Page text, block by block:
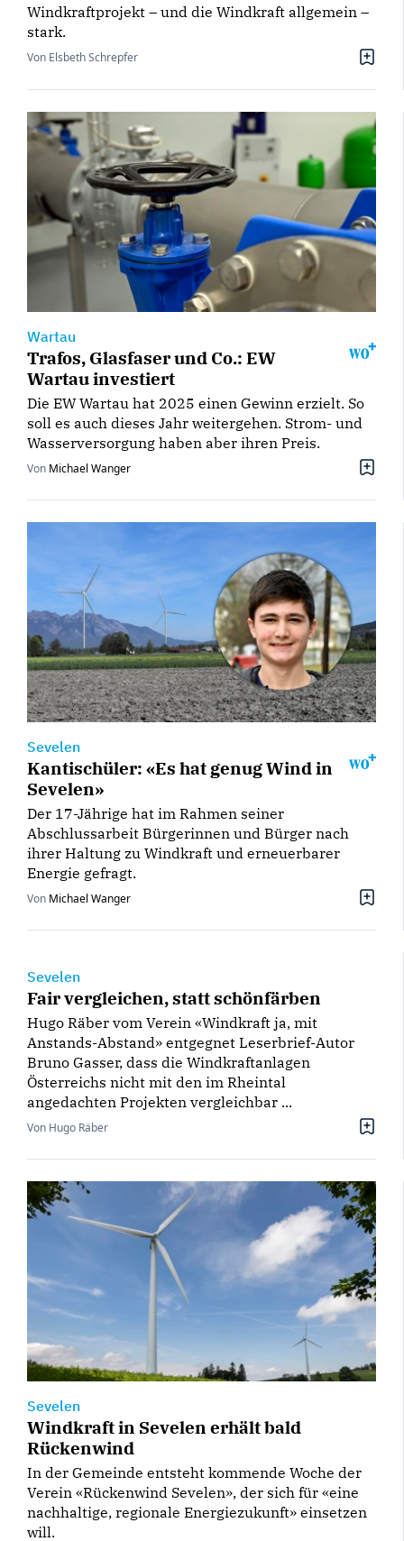
Windkraftprojekt – und die Windkraft allgemein –
stark.
Von Elsbeth Schrepfer
Wartau
Trafos, Glasfaser und Co.: EW
Wartau investiert
Die EW Wartau hat 2025 einen Gewinn erzielt. So
soll es auch dieses Jahr weitergehen. Strom- und
Wasserversorgung haben aber ihren Preis.
Von Michael Wanger
Sevelen
Kantischüler: «Es hat genug Wind in
Sevelen»
Der 17-Jährige hat im Rahmen seiner
Abschlussarbeit Bürgerinnen und Bürger nach
ihrer Haltung zu Windkraft und erneuerbarer
Energie gefragt.
Von Michael Wanger
Sevelen
Fair vergleichen, statt schönfärben
Hugo Räber vom Verein «Windkraft ja, mit
Anstands-Abstand» entgegnet Leserbrief-Autor
Bruno Gasser, dass die Windkraftanlagen
Österreichs nicht mit den im Rheintal
angedachten Projekten vergleichbar ...
Von Hugo Räber
Sevelen
Windkraft in Sevelen erhält bald
Rückenwind
In der Gemeinde entsteht kommende Woche der
Verein «Rückenwind Sevelen», der sich für «eine
nachhaltige, regionale Energiezukunft» einsetzen
will.